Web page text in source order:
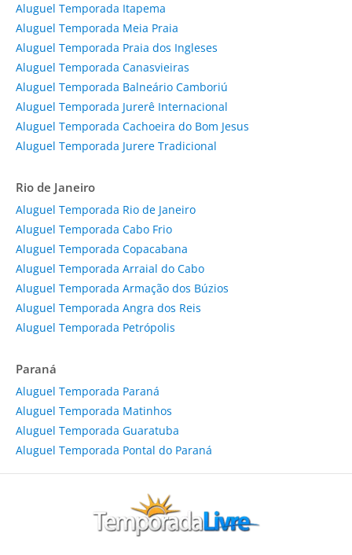
Aluguel Temporada Itapema
Aluguel Temporada Meia Praia
Aluguel Temporada Praia dos Ingleses
Aluguel Temporada Canasvieiras
Aluguel Temporada Balneário Camboriú
Aluguel Temporada Jurerê Internacional
Aluguel Temporada Cachoeira do Bom Jesus
Aluguel Temporada Jurere Tradicional
Rio de Janeiro
Aluguel Temporada Rio de Janeiro
Aluguel Temporada Cabo Frio
Aluguel Temporada Copacabana
Aluguel Temporada Arraial do Cabo
Aluguel Temporada Armação dos Búzios
Aluguel Temporada Angra dos Reis
Aluguel Temporada Petrópolis
Paraná
Aluguel Temporada Paraná
Aluguel Temporada Matinhos
Aluguel Temporada Guaratuba
Aluguel Temporada Pontal do Paraná